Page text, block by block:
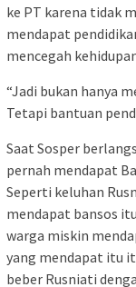
ke PT karena tidak
mendapat
mencegah
“Jadi bukan hanya
Tetapi bantuan
Saat Sosper
pernah mendapat
Seperti keluhan
mendapat bansos
warga miskin
yang mendapat itu
beber Rusniati